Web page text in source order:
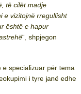
të cilët madje
e vizitojnë rregullisht
është e hapur
“, shpjegon
e specializuar për tema
i tyre janë edhe